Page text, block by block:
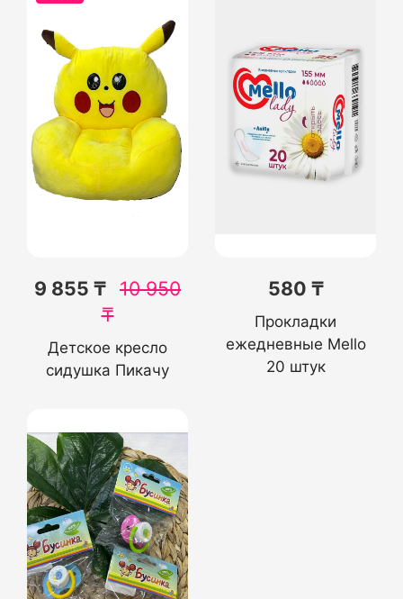
9 855 ₸ 10 950
₸
Детское кресло
сидушка Пикачу
580 ₸
Прокладки
ежедневные Mello
20 штук